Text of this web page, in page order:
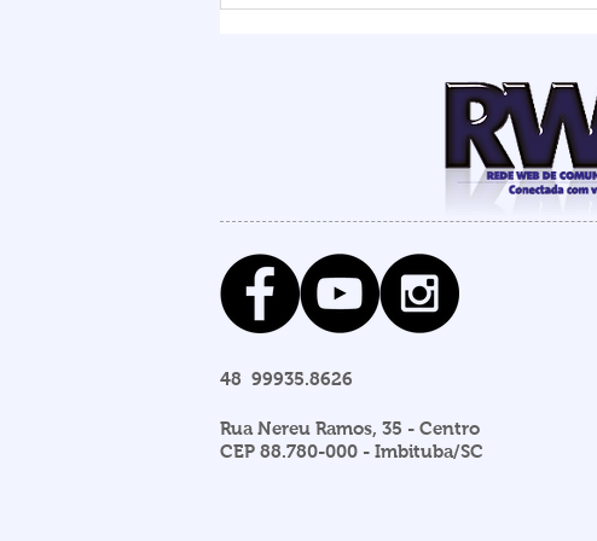
Rua Nereu Ramos, 35 - Centro
CEP 88.780-000 - Imbituba/SC
48 99935.8626